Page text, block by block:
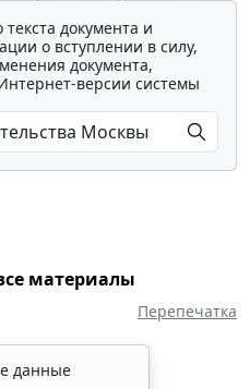
документа и
о вступлении в силу,
документа,
версии системы
материалы
Перепечатка
данные